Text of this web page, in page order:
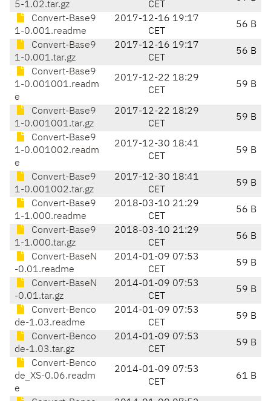
5-1.02.tar.gz CET
Convert-Base9
1-0.001.readme
2017-12-16 19:17
CET
56 B
Convert-Base9
1-0.001.tar.gz
2017-12-16 19:17
CET
56 B
Convert-Base9
1-0.001001.readm
e
2017-12-22 18:29
CET
59 B
Convert-Base9
1-0.001001.tar.gz
2017-12-22 18:29
CET
59 B
Convert-Base9
1-0.001002.readm
e
2017-12-30 18:41
CET
59 B
Convert-Base9
1-0.001002.tar.gz
2017-12-30 18:41
CET
59 B
Convert-Base9
1-1.000.readme
2018-03-10 21:29
CET
56 B
Convert-Base9
1-1.000.tar.gz
2018-03-10 21:29
CET
56 B
Convert-BaseN
-0.01.readme
2014-01-09 07:53
CET
59 B
Convert-BaseN
-0.01.tar.gz
2014-01-09 07:53
CET
59 B
Convert-Benco
de-1.03.readme
2014-01-09 07:53
CET
59 B
Convert-Benco
de-1.03.tar.gz
2014-01-09 07:53
CET
59 B
Convert-Benco
de_XS-0.06.readm
e
2014-01-09 07:53
CET
61 B